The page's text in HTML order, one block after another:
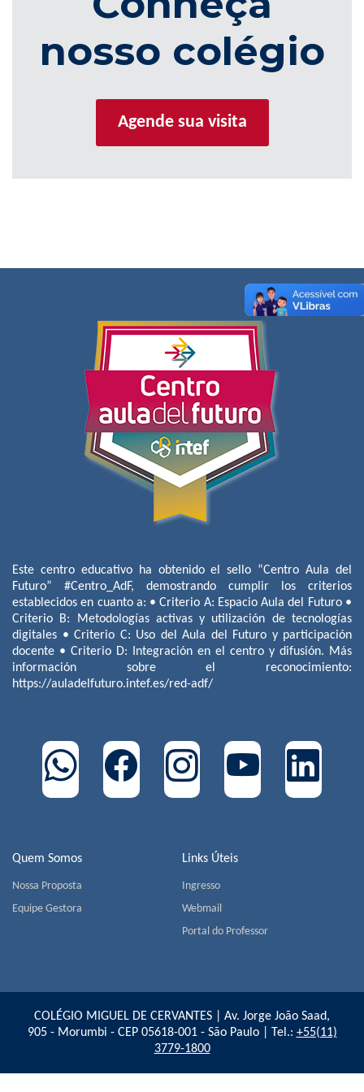
nosso colégio
Agende sua visita
Quem Somos
Nossa Proposta
Equipe Gestora
Links Úteis
Ingresso
Webmail
Portal do Professor
Este centro educativo ha obtenido el sello “Centro Aula del
Futuro” #Centro_AdF, demostrando cumplir los criterios
establecidos en cuanto a: • Criterio A: Espacio Aula del Futuro •
Criterio B: Metodologías activas y utilización de tecnologías
digitales • Criterio C: Uso del Aula del Futuro y participación
docente • Criterio D: Integración en el centro y difusión. Más
información sobre el reconocimiento:
https://auladelfuturo.intef.es/red-adf/
COLÉGIO MIGUEL DE CERVANTES | Av. Jorge João Saad,
905 - Morumbi - CEP 05618-001 - São Paulo | Tel.: +55(11)
3779-1800